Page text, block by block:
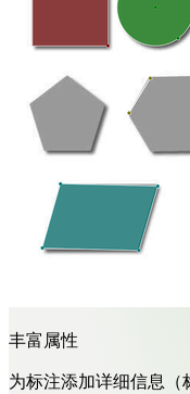
丰富属性
为标注添加详细信息（